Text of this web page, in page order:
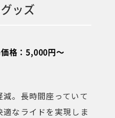
ッズ
格：5,000円〜
。長時間座っていて
なライドを実現しま